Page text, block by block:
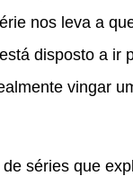
nos leva a
disposto a ir
vingar
séries que